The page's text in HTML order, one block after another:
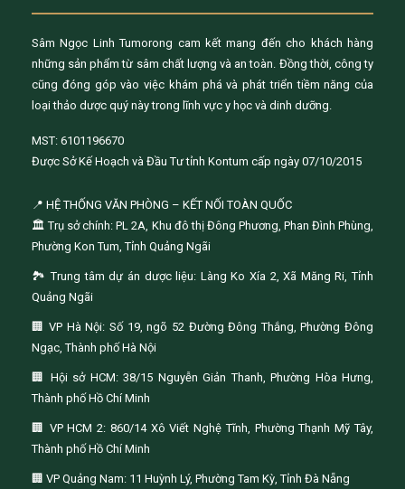
Sâm Ngọc Linh Tumorong cam kết mang đến cho khách hàng
những sản phẩm từ sâm chất lượng và an toàn. Đồng thời, công ty
cũng đóng góp vào việc khám phá và phát triển tiềm năng của
loại thảo dược quý này trong lĩnh vực y học và dinh dưỡng.
MST: 6101196670
Được Sở Kế Hoạch và Đầu Tư tỉnh Kontum cấp ngày 07/10/2015
📍 HỆ THỐNG VĂN PHÒNG – KẾT NỐI TOÀN QUỐC
🏛️ Trụ sở chính: PL 2A, Khu đô thị Đông Phương, Phan Đình Phùng,
Phường Kon Tum, Tỉnh Quảng Ngãi
🏞️ Trung tâm dự án dược liệu: Làng Ko Xía 2, Xã Măng Ri, Tỉnh
Quảng Ngãi
🏢 VP Hà Nội: Số 19, ngõ 52 Đường Đông Thắng, Phường Đông
Ngạc, Thành phố Hà Nội
🏢 Hội sở HCM: 38/15 Nguyễn Giản Thanh, Phường Hòa Hưng,
Thành phố Hồ Chí Minh
🏢 VP HCM 2: 860/14 Xô Viết Nghệ Tĩnh, Phường Thạnh Mỹ Tây,
Thành phố Hồ Chí Minh
🏢 VP Quảng Nam: 11 Huỳnh Lý, Phường Tam Kỳ, Tỉnh Đà Nẵng